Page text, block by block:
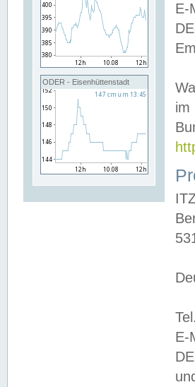
ODER - Eisenhüttenstadt
E-
im
E-